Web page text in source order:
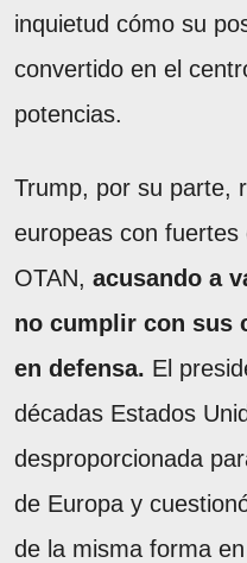
inquietud cómo su
convertido en el
potencias.
Trump, por su parte,
europeas con
OTAN, acusando a
no cumplir con sus
en defensa. El
décadas Estados
desproporcionada
de Europa y
de la misma forma